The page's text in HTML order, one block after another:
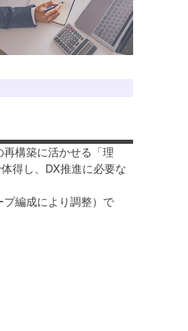
構築に活かせる「理
得し、DX推進に必要な
編成により調整）で